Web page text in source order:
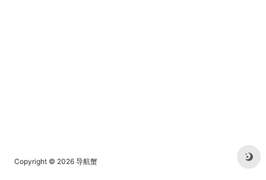
Copyright © 2026 导航蟹